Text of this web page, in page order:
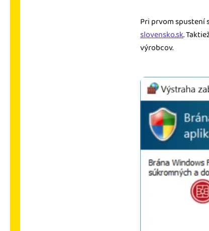
Pri prvom spustení
slovensko.sk.
výrobcov.